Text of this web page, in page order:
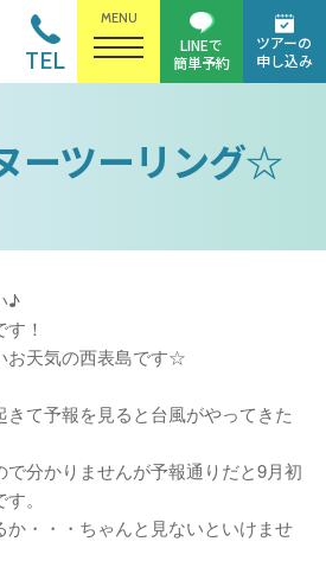
MENU
TEL
ツアーの
申し込み
LINEで
簡単予約
ーツーリング☆
♪
！
お天気の西表島です☆
きて予報を見ると台風がやってきた
で分かりませんが予報通りだと9月初
。
か・・・ちゃんと見ないといけませ